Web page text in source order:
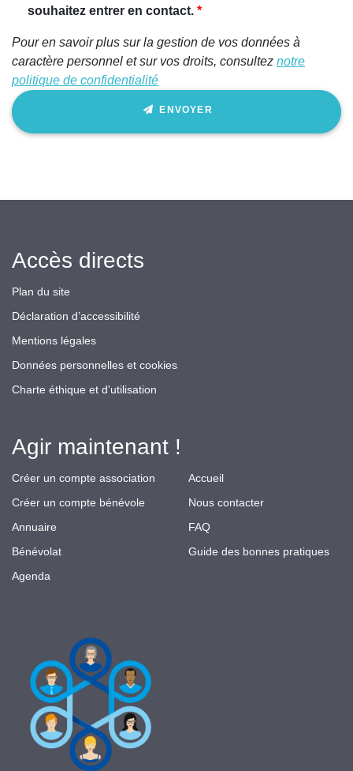
ignorez
champ
souhaitez entrer en contact.
Pour en savoir plus sur la gestion de vos données à
caractère personnel et sur vos droits, consultez notre
politique de confidentialité
ENVOYER
Accès directs
Plan du site
Déclaration d’accessibilité
Mentions légales
Données personnelles et cookies
Charte éthique et d'utilisation
Agir maintenant !
Créer un compte association
Créer un compte bénévole
Annuaire
Bénévolat
Agenda
Accueil
Nous contacter
FAQ
Guide des bonnes pratiques